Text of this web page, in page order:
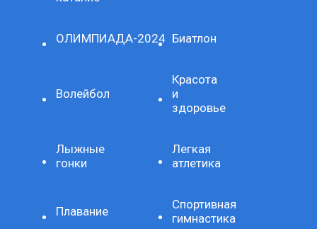
ОЛИМПИАДА-2024 Биатлон
Волейбол
Красота
и
здоровье
Лыжные
гонки
Легкая
атлетика
Плавание
Спортивная
гимнастика